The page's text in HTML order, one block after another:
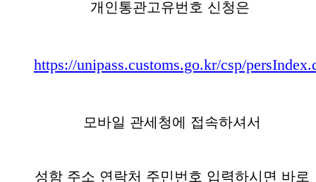
개인통관고유번호 신청은
https://unipass.customs.go.kr/csp/
모바일 관세청에 접속하셔서
성함 주소 연락처 주민번호 입력하시면 바로